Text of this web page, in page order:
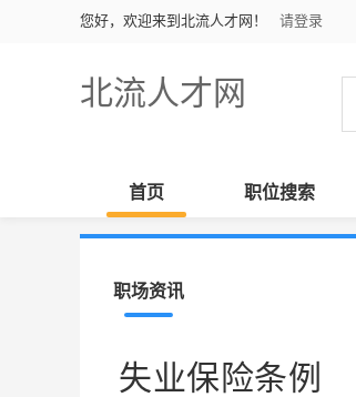
您好，欢迎来到北流人才网！ 请登录
北流人才网
首页 职位搜索
职场资讯
失业保险条例